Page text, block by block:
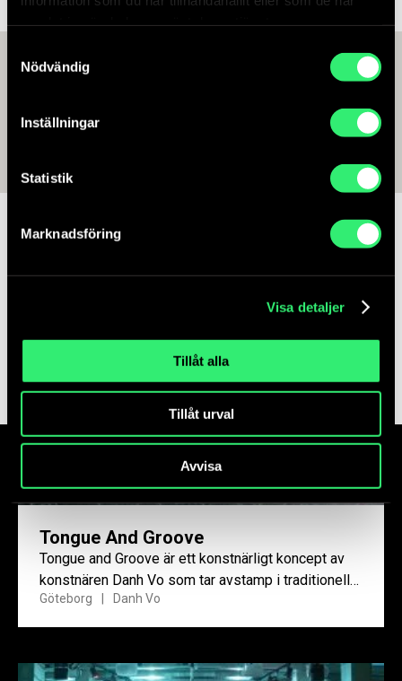
Nödvändig
Inställningar
Statistik
Marknadsföring
Visa detaljer
Tillåt alla
Tillåt urval
Avvisa
Relaterat innehåll
Tongue And Groove
Tongue and Groove är ett konstnärligt koncept av
konstnären Danh Vo som tar avstamp i traditionell
kinesisk byggnadskonst.
Göteborg Danh Vo